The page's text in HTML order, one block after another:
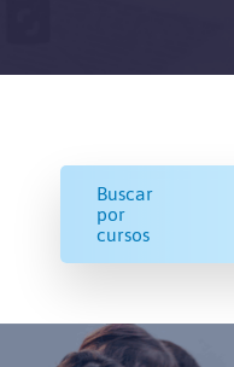
Buscar
por
cursos